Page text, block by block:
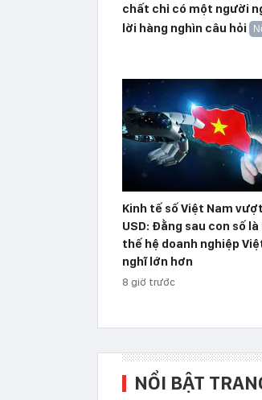
chất chỉ có một người
lời hàng nghìn câu hỏi
Kinh tế số Việt Nam
USD: Đằng sau con số
thế hệ doanh nghiệp
nghĩ lớn hơn
8 giờ trước
NỔI BẬT